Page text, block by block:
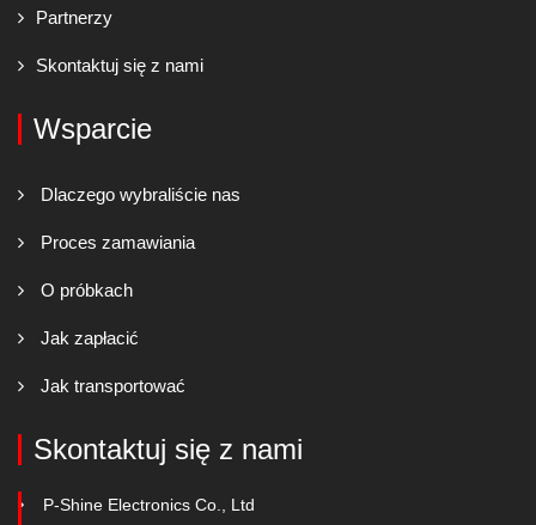
Partnerzy
Skontaktuj się z nami
Wsparcie
Dlaczego wybraliście nas
Proces zamawiania
O próbkach
Jak zapłacić
Jak transportować
Skontaktuj się z nami
P-Shine Electronics Co., Ltd